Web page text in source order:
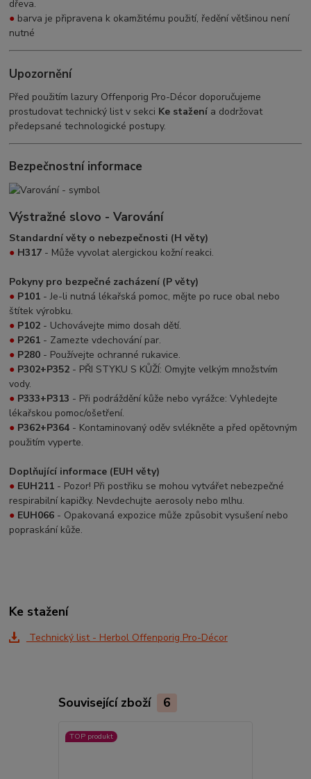
dřeva.
● barva je připravena k okamžitému použití, ředění většinou není
nutné
Upozornění
Před použitím lazury Offenporig Pro-Décor doporučujeme
prostudovat technický list v sekci Ke stažení a dodržovat
předepsané technologické postupy.
Bezpečnostní informace
Výstražné slovo - Varování
Standardní věty o nebezpečnosti (H věty)
● H317 - Může vyvolat alergickou kožní reakci.
Pokyny pro bezpečné zacházení (P věty)
● P101 - Je-li nutná lékařská pomoc, mějte po ruce obal nebo
štítek výrobku.
● P102 - Uchovávejte mimo dosah dětí.
● P261 - Zamezte vdechování par.
● P280 - Používejte ochranné rukavice.
● P302+P352 - PŘI STYKU S KŮŽÍ: Omyjte velkým množstvím
vody.
● P333+P313 - Při podráždění kůže nebo vyrážce: Vyhledejte
lékařskou pomoc/ošetření.
● P362+P364 - Kontaminovaný oděv svlékněte a před opětovným
použitím vyperte.
Doplňující informace (EUH věty)
● EUH211 - Pozor! Při postřiku se mohou vytvářet nebezpečné
respirabilní kapičky. Nevdechujte aerosoly nebo mlhu.
● EUH066 - Opakovaná expozice může způsobit vysušení nebo
popraskání kůže.
Ke stažení
Technický list - Herbol Offenporig Pro-Décor
Související zboží 6
TOP produkt